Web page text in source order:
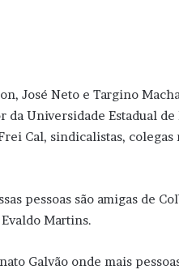
José Neto e Targino
Universidade Estadual de
Cal, sindicalistas,
pessoas são amigas de
Martins.
Galvão onde mais